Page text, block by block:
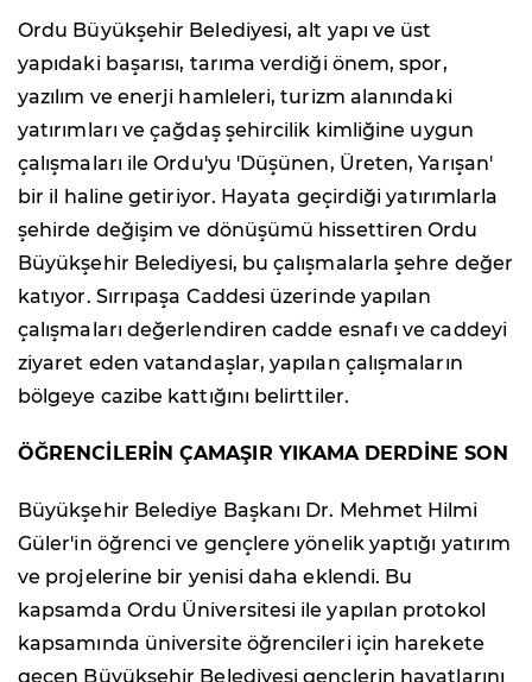
Ordu Büyükşehir Belediyesi, alt yapı ve üst
yapıdaki başarısı, tarıma verdiği önem, spor,
yazılım ve enerji hamleleri, turizm alanındaki
yatırımları ve çağdaş şehircilik kimliğine uygun
çalışmaları ile Ordu'yu 'Düşünen, Üreten, Yarışan'
bir il haline getiriyor. Hayata geçirdiği yatırımlarla
şehirde değişim ve dönüşümü hissettiren Ordu
Büyükşehir Belediyesi, bu çalışmalarla şehre değer
katıyor. Sırrıpaşa Caddesi üzerinde yapılan
çalışmaları değerlendiren cadde esnafı ve caddeyi
ziyaret eden vatandaşlar, yapılan çalışmaların
bölgeye cazibe kattığını belirttiler.
ÖĞRENCİLERİN ÇAMAŞIR YIKAMA DERDİNE SON
Büyükşehir Belediye Başkanı Dr. Mehmet Hilmi
Güler'in öğrenci ve gençlere yönelik yaptığı yatırım
ve projelerine bir yenisi daha eklendi. Bu
kapsamda Ordu Üniversitesi ile yapılan protokol
kapsamında üniversite öğrencileri için harekete
geçen Büyükşehir Belediyesi gençlerin hayatlarını